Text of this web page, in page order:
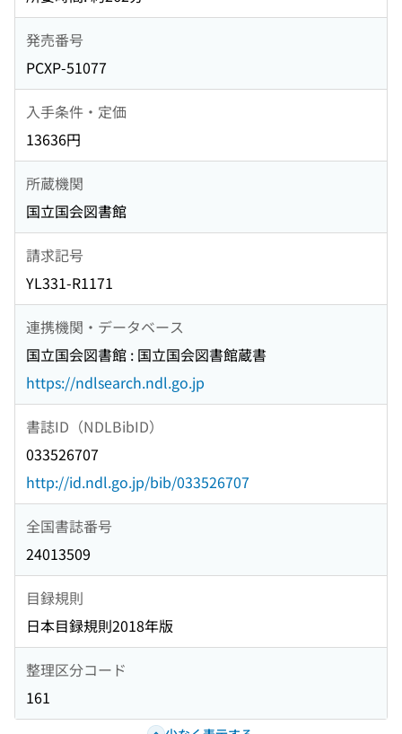
発売番号
PCXP-51077
入手条件・定価
13636円
所蔵機関
国立国会図書館
請求記号
YL331-R1171
連携機関・データベース
国立国会図書館 : 国立国会図書館蔵書
https://ndlsearch.ndl.go.jp
書誌ID（NDLBibID）
033526707
http://id.ndl.go.jp/bib/033526707
全国書誌番号
24013509
目録規則
日本目録規則2018年版
整理区分コード
161